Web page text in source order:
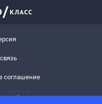
соглашение
6+